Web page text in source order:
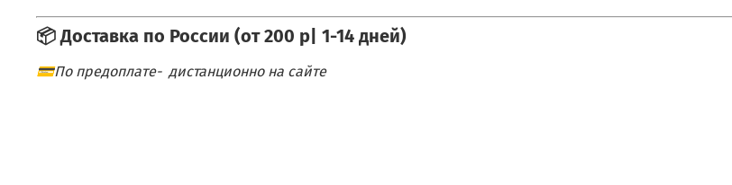
📦 Доставка по России (от 200 р| 1-14 дней)
💳По предоплате- дистанционно на сайте